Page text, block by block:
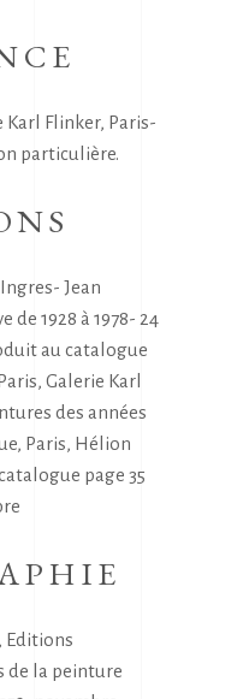
Karl Flinker, Paris-
particulière.
Jean
de 1928 à 1978- 24
au catalogue
Galerie Karl
des années
Paris, Hélion
page 35
Editions
de la peinture